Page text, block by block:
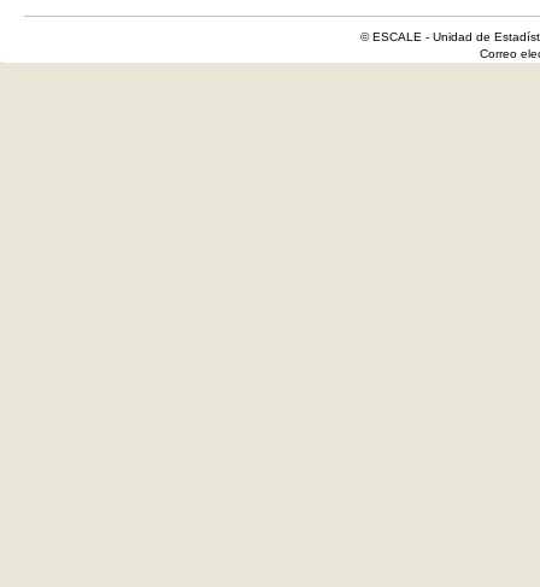
© ESCALE - Unidad de
Correo